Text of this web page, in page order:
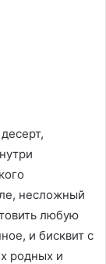
несложный
любую
и бисквит с
родных и